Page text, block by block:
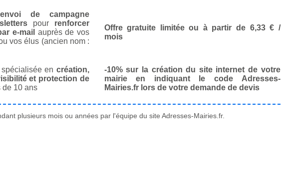
envoi de campagne
pour renforcer
e-mail auprès de vos
vos élus (ancien nom :
Offre gratuite limitée ou à partir de 6,33 € /
mois
spécialisée en création,
et protection de
de 10 ans
-10% sur la création du site internet de votre
mairie en indiquant le code Adresses-
Mairies.fr lors de votre demande de devis
plusieurs mois ou années par l'équipe du site Adresses-Mairies.fr.